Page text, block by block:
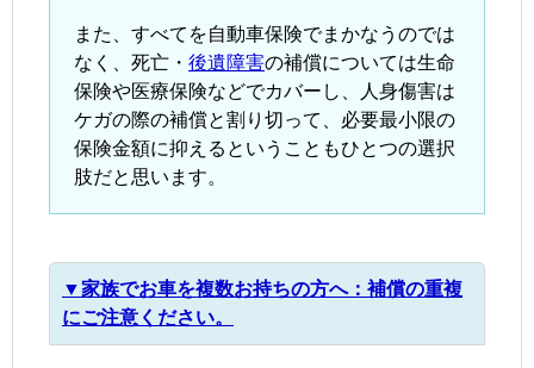
また、すべてを自動車保険でまかなうのでは
なく、死亡・ 後遺障害の補償については生命
保険や医療保険などでカバーし、人身傷害は
ケガの際の補償と割り切って、必要最小限の
保険金額に抑えるということもひとつの選択
肢だと思います。
▼家族でお車を複数お持ちの方へ：補償の重複
にご注意ください。